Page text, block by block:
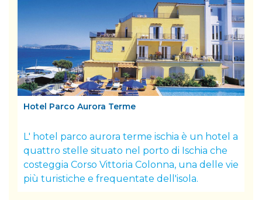
Hotel Parco Aurora Terme
L' hotel parco aurora terme ischia è un hotel a
quattro stelle situato nel porto di Ischia che
costeggia Corso Vittoria Colonna, una delle vie
più turistiche e frequentate dell'isola.